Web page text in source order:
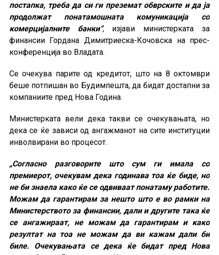
постапка, треба да си ги преземат обврските и да ја
продолжат понатамошната комуникација со
комерцијалните банки“, изјави министерката за
финансии Гордана Димитриеска-Кочовска на прес-
конференција во Владата.
Се очекува парите од кредитот, што на 8 октомври
беше потпишан во Будимпешта, да бидат достапни за
компаниите пред Нова Година.
Министерката вели дека такви се очекувањата, но
дека се ќе зависи од ангажманот на сите институции
инволвирани во процесот.
„Согласно разговорите што сум ги имала со
премиерот, очекувам дека годинава тоа ќе биде, но
не би знаела како ќе се одвиваат понатаму работите.
Можам да гарантирам за нешто што е во рамки на
Министерството за финансии, дали и другите така ќе
се ангажираат, не можам да гарантирам и како
резултат на тоа не можам да ви кажам дали би
биле. Очекувањата се дека ќе бидат пред Нова